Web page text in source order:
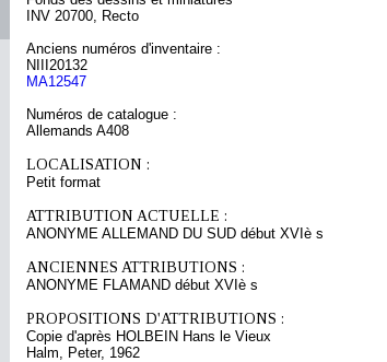
INV 20700, Recto
Anciens numéros d'inventaire :
NIII20132
MA12547
Numéros de catalogue :
Allemands A408
LOCALISATION :
Petit format
ATTRIBUTION ACTUELLE :
ANONYME ALLEMAND DU SUD début XVIè s
ANCIENNES ATTRIBUTIONS :
ANONYME FLAMAND début XVIè s
PROPOSITIONS D'ATTRIBUTIONS :
Copie d'après HOLBEIN Hans le Vieux
Halm, Peter, 1962